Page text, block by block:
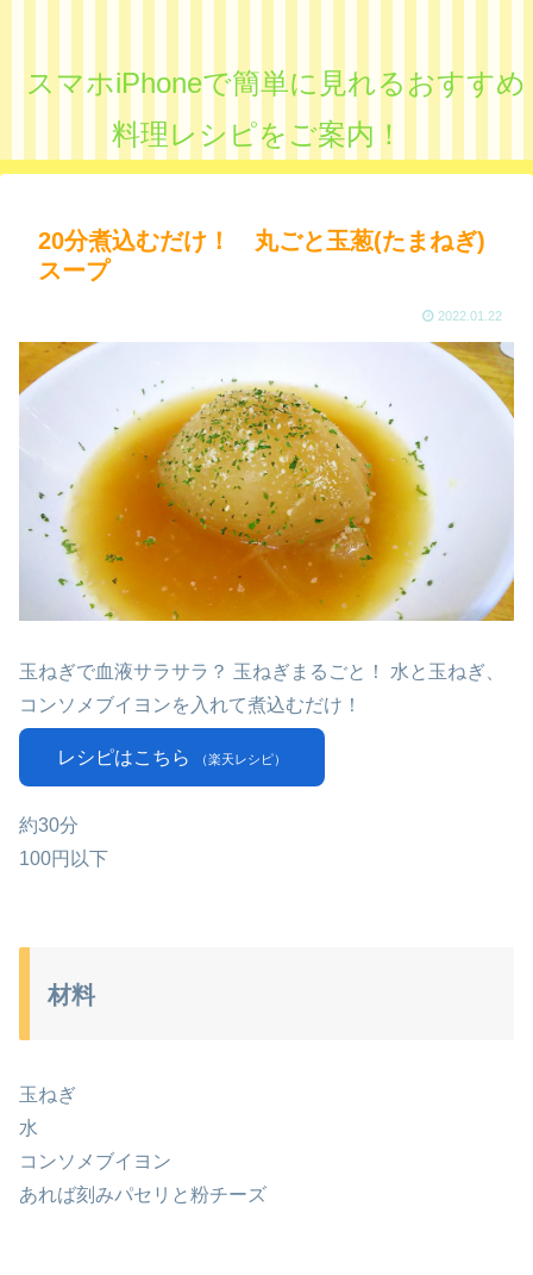
スマホiPhoneで簡単に見れるおすすめ
料理レシピをご案内！
20分煮込むだけ！ 丸ごと玉葱(たまねぎ)
スープ
2022.01.22
玉ねぎで血液サラサラ？ 玉ねぎまるごと！ 水と玉ねぎ、
コンソメブイヨンを入れて煮込むだけ！
レシピはこちら （楽天レシピ）
約30分
100円以下
材料
玉ねぎ
水
コンソメブイヨン
あれば刻みパセリと粉チーズ